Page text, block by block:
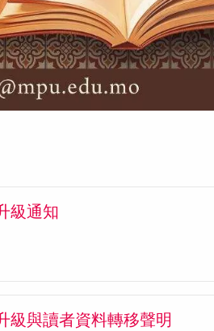
級通知
級與讀者資料轉移聲明